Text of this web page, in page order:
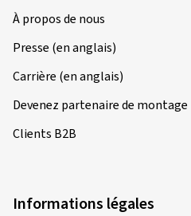
À propos de nous
Presse (en anglais)
Carrière (en anglais)
Devenez partenaire de montage
Clients B2B
Informations légales